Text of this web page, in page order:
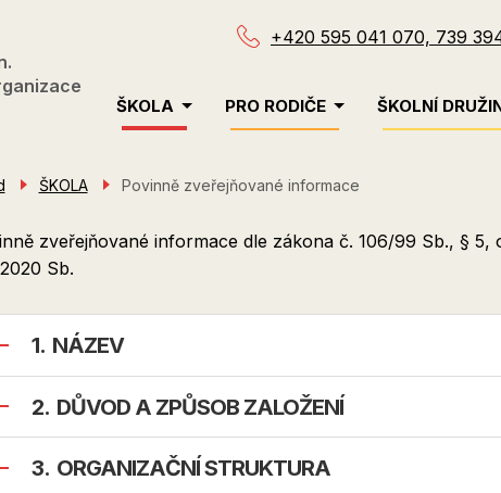
+420 595 041 070, 739
Menu
ŠKOLA PRO RODIČE ŠKOLNÍ
ŠKOLA Povinně zveřejňované informace
zveřejňované informace dle zákona č. 106/99 Sb., § 5,
Sb.
NÁZEV
DŮVOD A ZPŮSOB ZALOŽENÍ
ORGANIZAČNÍ STRUKTURA